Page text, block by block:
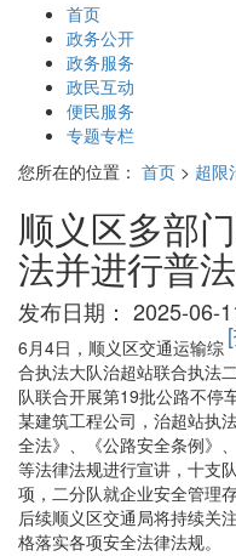
首页
政务公开
政务服务
政民互动
便民服务
专题专栏
您所在的位置： 首页 > 超限
顺义区多部
法并进行普
发布日期： 2025-06-
6月4日，顺义区交通运输综
合执法大队治超站联合执法
队联合开展第19批公路不停
某建筑工程公司，治超站执
全法》、《公路安全条例》
等法律法规进行宣讲，十支
项，二分队就企业安全管理
后续顺义区交通局将持续关
格落实各项安全法律法规。